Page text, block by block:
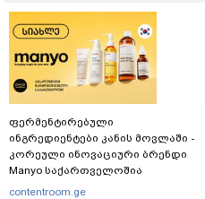
ფერმენტირებული
ინგრედიენტები კანის მოვლაში -
კორეული ინოვაციური ბრენდი
Manyo საქართველოშია
contentroom.ge